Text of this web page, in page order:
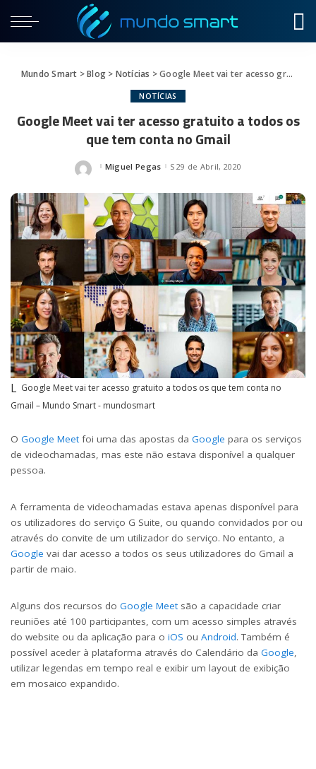
Mundo Smart >Blog > Notícias >Google Meet vai ter acesso gratuito a todos os que tem conta no Gmail
NOTÍCIAS
Google Meet vai ter acesso gratuito a todos os
que tem conta no Gmail
Posted
Miguel Pegas 29 de Abril, 2020
Google Meet vai ter acesso gratuito a todos os que tem conta no
Gmail – Mundo Smart - mundosmart
O Google Meetfoi uma das apostas da Google para os serviços
de videochamadas, mas este não estava disponível a qualquer
pessoa.
A ferramenta de videochamadas estava apenas disponível para
os utilizadores do serviço G Suite, ou quando convidados por ou
através do convite de um utilizador do serviço. No entanto, a
Google vai dar acesso a todos os seus utilizadores do Gmail a
partir de maio.
Alguns dos recursos do Google Meetsão a capacidade criar
reuniões até 100 participantes, com um acesso simples através
do website ou da aplicação para o iOS ou Android. Também é
possível aceder à plataforma através do Calendário da Google,
utilizar legendas em tempo real e exibir um layout de exibição
em mosaico expandido.